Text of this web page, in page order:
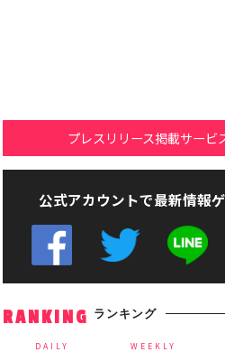
プレスリリース掲載サービ
公式アカウントで最新情報
RANKING ランキング
DAILY WEEKLY